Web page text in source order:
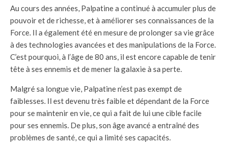
Au cours des années, Palpatine a continué à accumuler plus de
pouvoir et de richesse, et à améliorer ses connaissances de la
Force. Il a également été en mesure de prolonger sa vie grâce
à des technologies avancées et des manipulations de la Force.
C’est pourquoi, à l’âge de 80 ans, il est encore capable de tenir
tête à ses ennemis et de mener la galaxie à sa perte.
Malgré sa longue vie, Palpatine n’est pas exempt de
faiblesses. Il est devenu très faible et dépendant de la Force
pour se maintenir en vie, ce qui a fait de lui une cible facile
pour ses ennemis. De plus, son âge avancé a entraîné des
problèmes de santé, ce qui a limité ses capacités.